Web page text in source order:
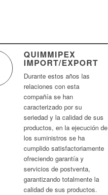
QUIMMIPEX
IMPORT/EXPORT
Durante estos años las
relaciones con esta
compañía se han
caracterizado por su
seriedad y la calidad de sus
productos, en la ejecución de
los suministros se ha
cumplido satisfactoriamente
ofreciendo garantía y
servicios de postventa,
garantizando totalmente la
calidad de sus productos.